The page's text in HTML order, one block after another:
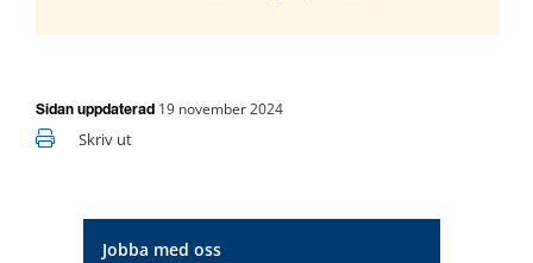
Jobba med oss
Sidan uppdaterad 19 november 2024
Skriv ut